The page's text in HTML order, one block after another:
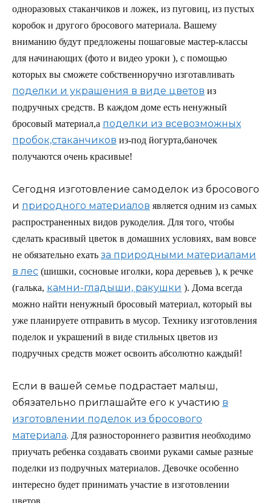
одноразовых стаканчиков и ложек, из пуговиц, из пустых
коробок и другого бросового материала. Вашему
вниманию будут предложены пошаговые мастер-классы
для начинающих (фото и видео уроки ), с помощью
которых вы сможете собственноручно изготавливать
поделки и украшения в виде цветов из
подручных средств. В каждом доме есть ненужный
бросовый материал,а поделки из всевозможных
пробок,стаканчиков из-под йогурта,баночек
получаются очень красивые!
Сегодня изготовление самоделок из бросового
и природного материалов является одним из самых
распространенных видов рукоделия. Для того, чтобы
сделать красивый цветок в домашних условиях, вам вовсе
не обязательно ехать за природными материалами
в лес (шишки, сосновые иголки, кора деревьев ), к речке
(галька, камни-гладыши, ракушки ). Дома всегда
можно найти ненужный бросовый материал, который вы
уже планируете отправить в мусор. Технику изготовления
поделок и украшений в виде стильных цветов из
подручных средств может освоить абсолютно каждый!
Если в вашей семье подрастает малыш,
обязательно приглашайте его к участию в
изготовлении поделок из бросового
материала. Для разностороннего развития необходимо
приучать ребенка создавать своими руками самые разные
поделки из подручных материалов. Девочке особенно
интересно будет принимать участие в изготовлении
цветов .